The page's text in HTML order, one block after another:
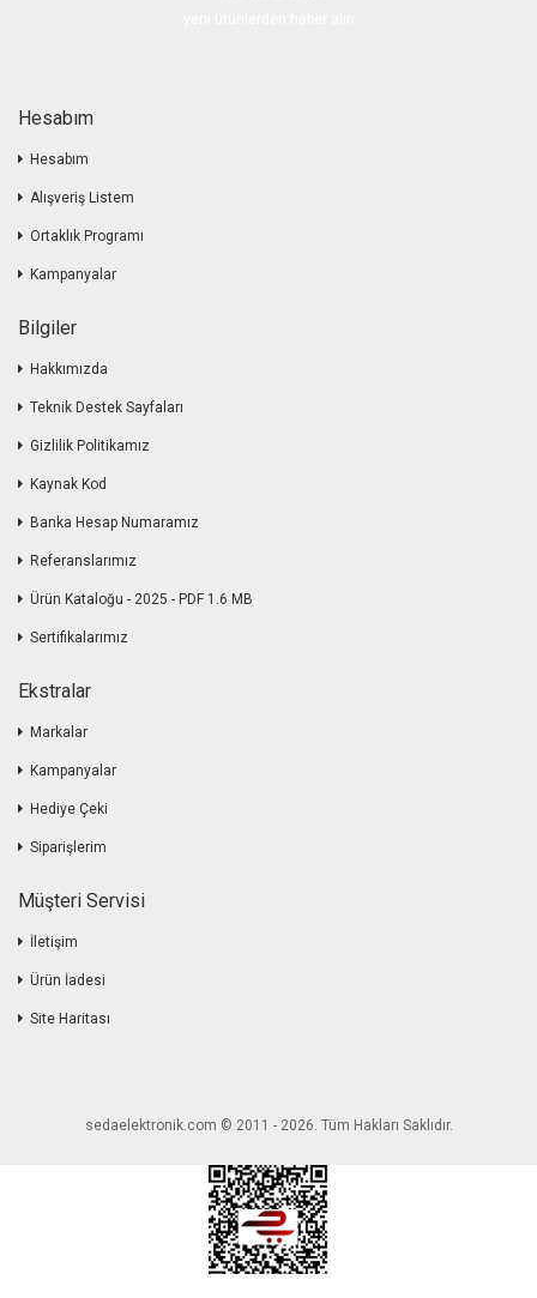
Hesabım
Hesabım
Alışveriş Listem
Ortaklık Programı
Kampanyalar
Bilgiler
Hakkımızda
Teknik Destek Sayfaları
Gizlilik Politikamız
Kaynak Kod
Banka Hesap Numaramız
Referanslarımız
Ürün Kataloğu - 2025 - PDF 1.6 MB
Sertifikalarımız
Ekstralar
Markalar
Kampanyalar
Hediye Çeki
Siparişlerim
Müşteri Servisi
İletişim
Ürün İadesi
Site Haritası
sedaelektronik.com © 2011 - 2026. Tüm Hakları Saklıdır.